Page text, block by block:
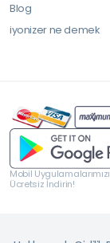
Blog
iyonizer ne demek
Mobil Uygulamalarımızı
Ücretsiz İndirin!